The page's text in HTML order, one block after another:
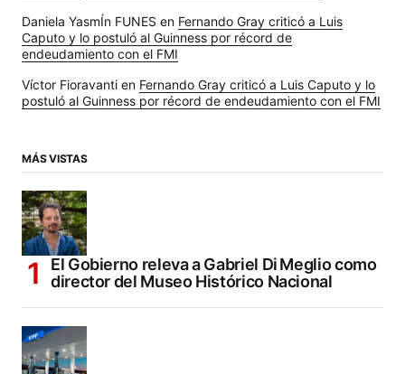
Daniela YasmÍn FUNES en Fernando Gray criticó a Luis
Caputo y lo postuló al Guinness por récord de
endeudamiento con el FMI
Víctor Fioravanti en Fernando Gray criticó a Luis Caputo y lo
postuló al Guinness por récord de endeudamiento con el FMI
MÁS VISTAS
El Gobierno releva a Gabriel Di Meglio como
director del Museo Histórico Nacional